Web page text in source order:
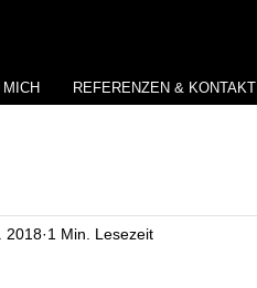
REFERENZEN & KONTAKT
2018 1 Min. Lesezeit